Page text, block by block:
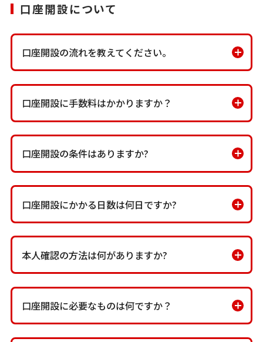
口座開設について
口座開設の流れを教えてください。
口座開設に手数料はかかりますか？
口座開設の条件はありますか?
口座開設にかかる日数は何日ですか?
本人確認の方法は何がありますか?
口座開設に必要なものは何ですか？